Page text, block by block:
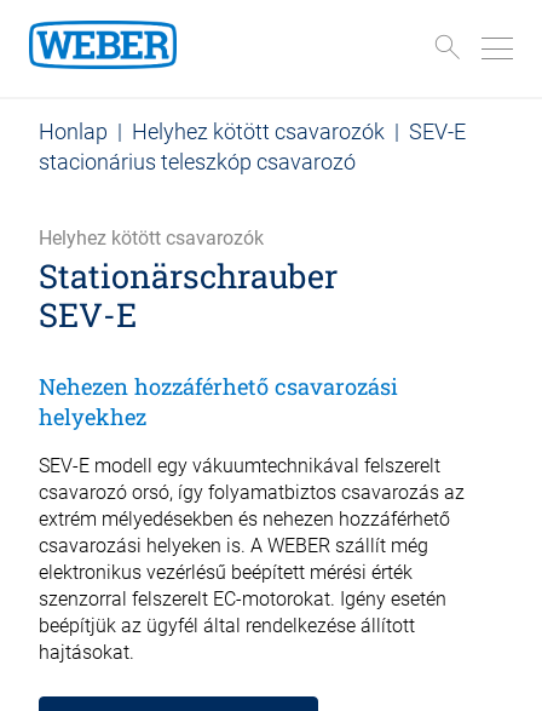
Honlap | Helyhez kötött csavarozók | SEV-E
stacionárius teleszkóp csavarozó
Helyhez kötött csavarozók
Stationär­schrauber
SEV-E
Nehezen hozzáférhető csavarozási
helyekhez
SEV-E modell egy vákuumtechnikával felszerelt
csavarozó orsó, így folyamatbiztos csavarozás az
extrém mélyedésekben és nehezen hozzáférhető
csavarozási helyeken is. A WEBER szállít még
elektronikus vezérlésű beépített mérési érték
szenzorral felszerelt EC-motorokat. Igény esetén
beépítjük az ügyfél által rendelkezése állított
hajtásokat.